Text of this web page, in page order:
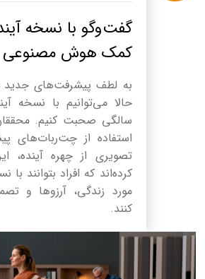
گفت‌وگو با نسخه
کمک هوش مصنوعی
به لطف پیشرفت‌های
سالگی صحبت کنیم. محققان
استفاده از چت‌ربات‌های
تصویری از چهره آینده،
کرده‌اند که افراد بتوانند
مورد زندگی، آرزوها و
کنند.